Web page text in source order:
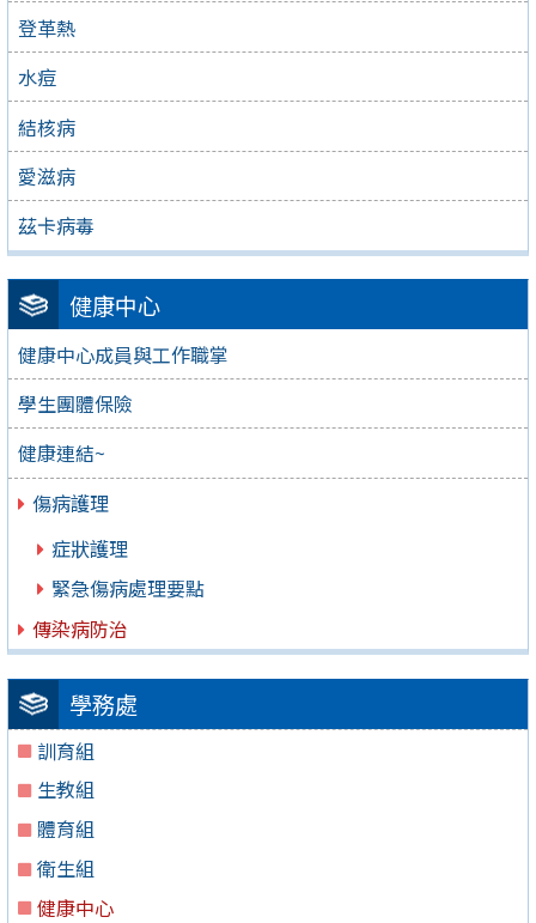
登革熱
水痘
結核病
愛滋病
茲卡病毒
健康中心
健康中心成員與工作職掌
學生團體保險
健康連結~
傷病護理
症狀護理
緊急傷病處理要點
傳染病防治
學務處
訓育組
生教組
體育組
衛生組
健康中心